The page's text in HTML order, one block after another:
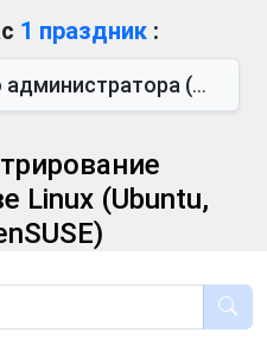
1 праздник :
День сисадмина) — праздник, который отмечается...
Linux (Ubuntu,